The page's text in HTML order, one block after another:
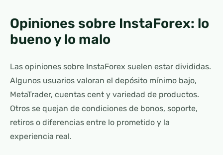
Opiniones sobre InstaForex: lo
bueno y lo malo
Las opiniones sobre InstaForex suelen estar divididas.
Algunos usuarios valoran el depósito mínimo bajo,
MetaTrader, cuentas cent y variedad de productos.
Otros se quejan de condiciones de bonos, soporte,
retiros o diferencias entre lo prometido y la
experiencia real.